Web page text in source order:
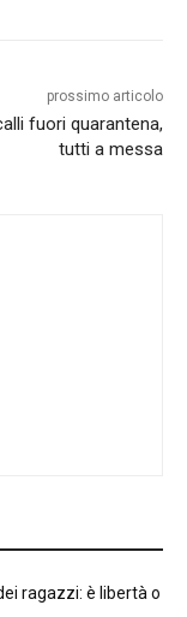
prossimo articolo
fuori quarantena,
tutti a messa
ragazzi: è libertà o